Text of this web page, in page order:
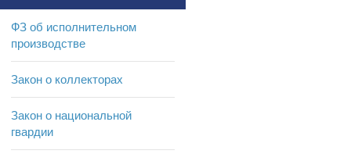
ФЗ об исполнительном
производстве
Закон о коллекторах
Закон о национальной
гвардии